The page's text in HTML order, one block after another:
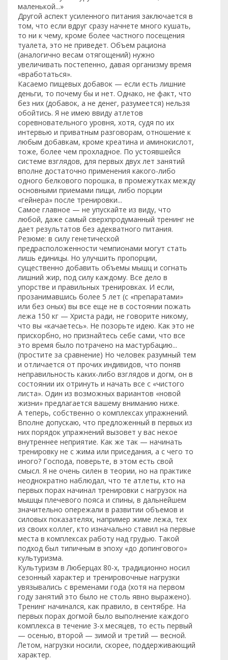
маленькой...»
Другой аспект усиленного питания заключается в
том, что если вдруг сразу начнете много кушать,
то ни к чему, кроме более частного посещения
туалета, это не приведет. Объем рациона
(аналогично весам отягощений) нужно
увеличивать постепенно, давая организму время
«вработаться».
Касаемо пищевых добавок — если есть лишние
деньги, то почему бы и нет. Однако, не факт, что
без них (добавок, а не денег, разумеется) нельзя
обойтись. Я не имею ввиду атлетов
соревновательного уровня, хотя, судя по их
интервью и приватным разговорам, отношение к
любым добавкам, кроме креатина и аминокислот,
тоже, более чем прохладное. По устоявшейся
системе взглядов, для первых двух лет занятий
вполне достаточно применения какого-либо
одного белкового порошка, в промежутках между
основными приемами пищи, либо порции
«гейнера» после тренировки...
Самое главное — не упускайте из виду, что
любой, даже самый сверхпродуманный тренинг не
дает результатов без адекватного питания.
Резюме: в силу генетической
предрасположенности чемпионами могут стать
лишь единицы. Но улучшить пропорции,
существенно добавить объемы мышц и согнать
лишний жир, под силу каждому. Все дело в
упорстве и правильных тренировках. И если,
прозанимавшись более 5 лет (с «препаратами»
или без оных) вы все еще не в состоянии пожать
лежа 150 кг — Христа ради, не говорите никому,
что вы «качаетесь». Не позорьте идею. Как это не
прискорбно, но признайтесь себе сами, что все
это время было потрачено на мастурбацию...
(простите за сравнение) Но человек разумный тем
и отличается от прочих индивидов, что поняв
неправильность каких-либо взглядов и догм, он в
состоянии их отринуть и начать все с «чистого
листа». Один из возможных вариантов «новой
жизни» предлагается вашему вниманию ниже.
А теперь, собственно о комплексах упражнений.
Вполне допускаю, что предложенный в первых из
них порядок упражнений вызовет у вас некое
внутреннее неприятие. Как же так — начинать
тренировку не с жима или приседания, а с чего то
иного? Господа, поверьте, в этом есть свой
смысл. Я не очень силен в теории, но на практике
неоднократно наблюдал, что те атлеты, кто на
первых порах начинал тренировки с нагрузок на
мышцы плечевого пояса и спины, в дальнейшем
значительно опережали в развитии объемов и
силовых показателях, например жиме лежа, тех
из своих коллег, кто изначально ставил на первые
места в комплексах работу над грудью. Такой
подход был типичным в эпоху «до допингового»
культуризма.
Культуризм в Люберцах 80-х, традиционно носил
сезонный характер и тренировочные нагрузки
увязывались с временами года (хотя на первом
году занятий это было не столь явно выражено).
Тренинг начинался, как правило, в сентябре. На
первых порах догмой было выполнение каждого
комплекса в течение 3-х месяцев, то есть первый
— осенью, второй — зимой и третий — весной.
Летом, нагрузки носили, скорее, поддерживающий
характер.